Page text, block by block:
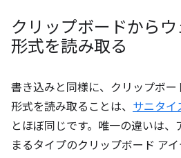
クリップボードから
形式を読み取る
書き込みと同様に、クリップボ
形式を読み取ることは、 サニタイ
とほぼ同じです。唯一の違いは、
まるタイプのクリップボード ア